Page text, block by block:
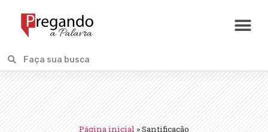
Página inicial »Santificação